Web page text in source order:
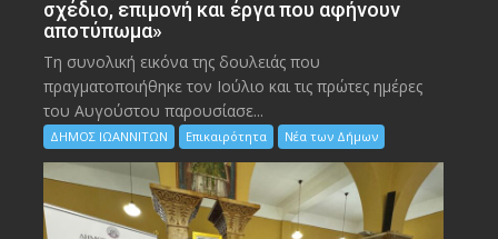
σχέδιο, επιμονή και έργα που αφήνουν
αποτύπωμα»
Τη συνολική εικόνα της δουλειάς που
πραγματοποιήθηκε τον Ιούλιο και τις πρώτες ημέρες
του Αυγούστου παρουσίασε...
ΔΗΜΟΣ ΙΩΑΝΝΙΤΩΝ Επικαιρότητα Νέα των Δήμων